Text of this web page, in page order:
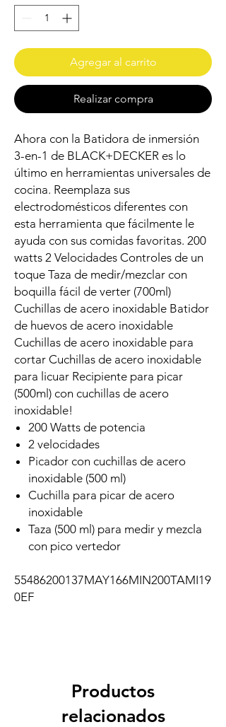
Agregar al carrito
Realizar compra
Ahora con la Batidora de inmersión
3-en-1 de BLACK+DECKER es lo
último en herramientas universales de
cocina. Reemplaza sus
electrodomésticos diferentes con
esta herramienta que fácilmente le
ayuda con sus comidas favoritas. 200
watts 2 Velocidades Controles de un
toque Taza de medir/mezclar con
boquilla fácil de verter (700ml)
Cuchillas de acero inoxidable Batidor
de huevos de acero inoxidable
Cuchillas de acero inoxidable para
cortar Cuchillas de acero inoxidable
para licuar Recipiente para picar
(500ml) con cuchillas de acero
inoxidable!
200 Watts de potencia
2 velocidades
Picador con cuchillas de acero
inoxidable (500 ml)
Cuchilla para picar de acero
inoxidable
Taza (500 ml) para medir y mezcla
con pico vertedor
55486200137MAY166MIN200TAMI19
0EF
Productos
relacionados